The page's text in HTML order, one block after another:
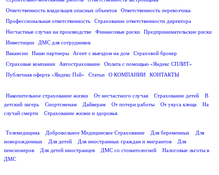
Ответственность владельцев опасных объектов
Ответственность перевозчика
Профессиональная ответственность
Страхование ответственности директора
Несчастные случаи на производстве
Финансовые риски
Предпринимательские риски
Инвестиции
ДМС для сотрудников
Вакансии
Наши партнеры Агент с выездом на дом
Страховой брокер
Страховые компании
Автострахование
Оплата с помощью «Яндекс СПЛИТ»
Публичная оферта «Яндекс Пэй»
Статьи О КОМПАНИИ
КОНТАКТЫ
Накопительное страхование жизни
От несчастного случая Страхование детей
В
детский лагерь
Спортсменам Дайверам От потери работы От укуса клеща
На
случай смерти
Страхование жизни и здоровья
Телемедицина
Добровольное Медицинское Страхование Для беременных
Для
новорожденных
Для детей Для иностранных граждан и мигрантов
Для
пенсионеров
Для детей иностранцев ДМС со стоматологией
Налоговые льготы в
ДМС